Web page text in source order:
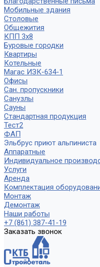
Мобильные здания
Столовые
Общежития
КПП 3х8
Буровые городки
Квартиры
Котельные
Магас ИЗК-634-1
Офисы
Сан. пропускники
Санузлы
Сауны
Стандартная продукция
Тест2
ФАП
Эльбрус приют альпиниста
Аппаратные
Индивидуальное
Услуги
Аренда
Комплектация
Монтаж
Демонтаж
Наши работы
+7 (861) 387-41-19
Заказать звонок